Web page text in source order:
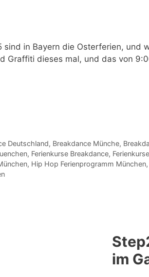
sind in Bayern die Osterferien, und
Graffiti dieses mal, und das von
Deutschland, Breakdance Münche,
, Ferienkurse Breakdance,
, Hip Hop Ferienprogramm München,
im